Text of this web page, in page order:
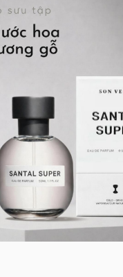
Anna Sui nữ
Arabian Oud
Argos
Argos nữ
Argos unisex
Armaf
Armaf nam
Armaf nữ
Astrophil & Stella
Astrophil & Stella unisex